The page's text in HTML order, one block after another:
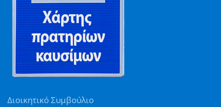
Διοικητικό Συμβούλιο